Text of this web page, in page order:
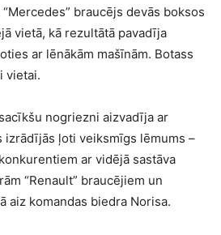
braucējs devās boksos
vietā, kā rezultātā pavadīja
ar lēnākām mašīnām. Botass
vietai.
nogriezni aizvadīja ar
izrādījās ļoti veiksmīgs lēmums –
ar vidējā sastāva
“Renault” braucējiem un
aiz komandas biedra Norisa.